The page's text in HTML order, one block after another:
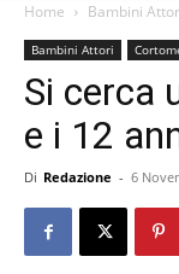
Home Bambini
Bambini Attori
Si cerca
e i 12
Di Redazione - 6